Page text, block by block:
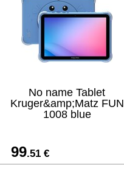
No name Tablet
Kruger&amp;Matz FUN
1008 blue
99.51 €